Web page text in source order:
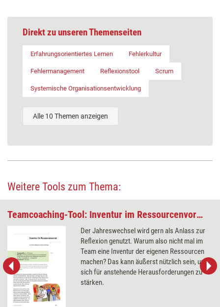
Direkt zu unseren Themenseiten
Erfahrungsorientiertes Lernen Fehlerkultur
Fehlermanagement Reflexionstool Scrum
Systemische Organisationsentwicklung
Alle 10 Themen anzeigen
Weitere Tools zum Thema:
Teamcoaching-Tool: Inventur im Ressourcenvorrat
Der Jahreswechsel wird gern als Anlass zur
Reflexion genutzt. Warum also nicht mal im
Team eine Inventur der eigenen Ressourcen
machen? Das kann äußerst nützlich sein, um
sich für anstehende Herausforderungen zu
stärken.